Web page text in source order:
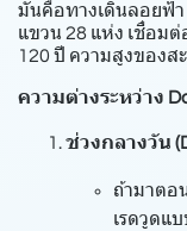
มันคือทางเดินลอยฟ้า
แขวน 28 แห่ง เชื่อม
120 ปี ความสูงของส
ความต่างระหว่าง
ช่วงกลางวัน
ถ้ามาตอ
เรดวูดแ